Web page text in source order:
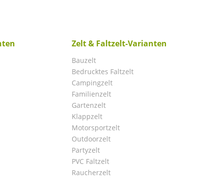
Zelt & Faltzelt-Varianten
Bauzelt
Bedrucktes Faltzelt
Campingzelt
Familienzelt
Gartenzelt
Klappzelt
Motorsportzelt
Outdoorzelt
Partyzelt
PVC Faltzelt
Raucherzelt